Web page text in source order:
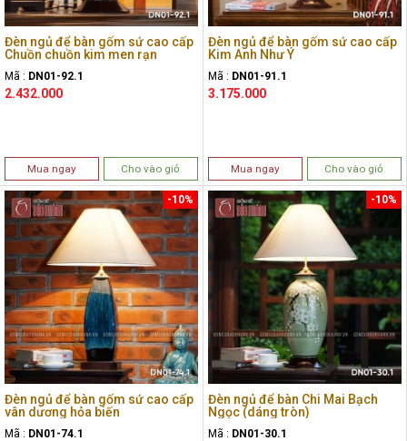
Đèn ngủ để bàn gốm sứ cao cấp
Chuồn chuồn kim men rạn
Mã : DN01-92.1
2.432.000
Mua ngay Cho vào giỏ
Đèn ngủ để bàn gốm sứ cao cấp
Kim Anh Như Ý
Mã : DN01-91.1
3.175.000
Mua ngay Cho vào giỏ
Đèn ngủ để bàn gốm sứ cao cấp
vân dương hỏa biến
Mã : DN01-74.1
-10%
Đèn ngủ để bàn Chi Mai Bạch
Ngọc (dáng tròn)
Mã : DN01-30.1
-10%